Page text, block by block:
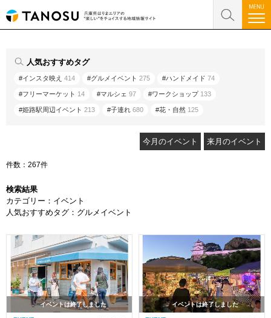
人気おすすめタグ
#インスタ映え414 #グルメイベント275 #ハンドメイド74
#フリーマーケット 14 #マルシェ97 #ワークショップ 133
#姫路駅周辺イベント213 #子連れ680 #花・自然 125
今月のイベント 来月のイベント
件数：267件
検索結果
カテゴリー：イベント
人気おすすめタグ：グルメイベント
イベントは終了しました イベントは終了しました